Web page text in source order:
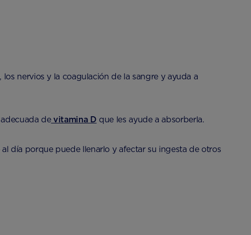
nervios y la coagulación de la sangre y ayuda a
devitamina D que les ayude a absorberla.
día porque puede llenarlo y afectar su ingesta de otros